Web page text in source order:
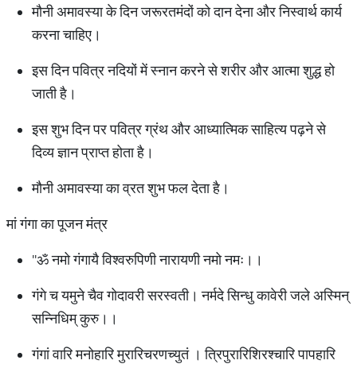
मौनी अमावस्या के दिन जरूरतमंदों को दान देना और निस्वार्थ कार्य
करना चाहिए।
इस दिन पवित्र नदियों में स्नान करने से शरीर और आत्मा शुद्ध हो
जाती है।
इस शुभ दिन पर पवित्र ग्रंथ और आध्यात्मिक साहित्य पढ़ने से
दिव्य ज्ञान प्राप्त होता है।
मौनी अमावस्या का व्रत शुभ फल देता है।
मां गंगा का पूजन मंत्र
''ॐ नमो गंगायै विश्वरुपिणी नारायणी नमो नमः।।
गंगे च यमुने चैव गोदावरी सरस्वती। नर्मदे सिन्धु कावेरी जले अस्मिन्
सन्निधिम् कुरु।।
गंगां वारि मनोहारि मुरारिचरणच्युतं । त्रिपुरारिशिरश्चारि पापहारि